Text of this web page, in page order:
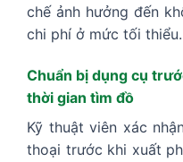
chế ảnh hưởng đến
chi phí ở mức tối thiểu.
Chuẩn bị dụng cụ
thời gian tìm đồ
Kỹ thuật viên xác
thoại trước khi xuất